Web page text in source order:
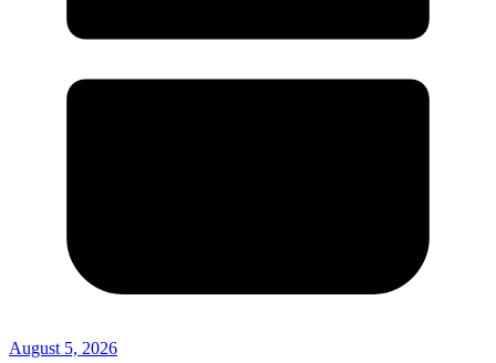
August 5, 2026